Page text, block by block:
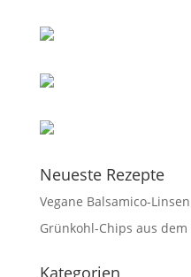
Neueste Rezepte
Vegane Balsamico-
Grünkohl-Chips aus
Kategorien